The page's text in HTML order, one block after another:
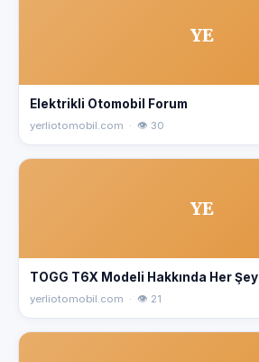
YE
Elektrikli Otomobil Forum
yerliotomobil.com · 👁 30
YE
TOGG T6X Modeli Hakkında Her Şey
yerliotomobil.com · 👁 21